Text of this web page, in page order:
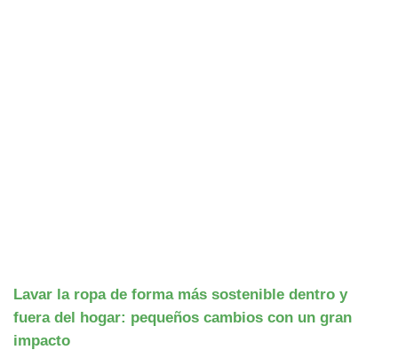
Lavar la ropa de forma más sostenible dentro y
fuera del hogar: pequeños cambios con un gran
impacto